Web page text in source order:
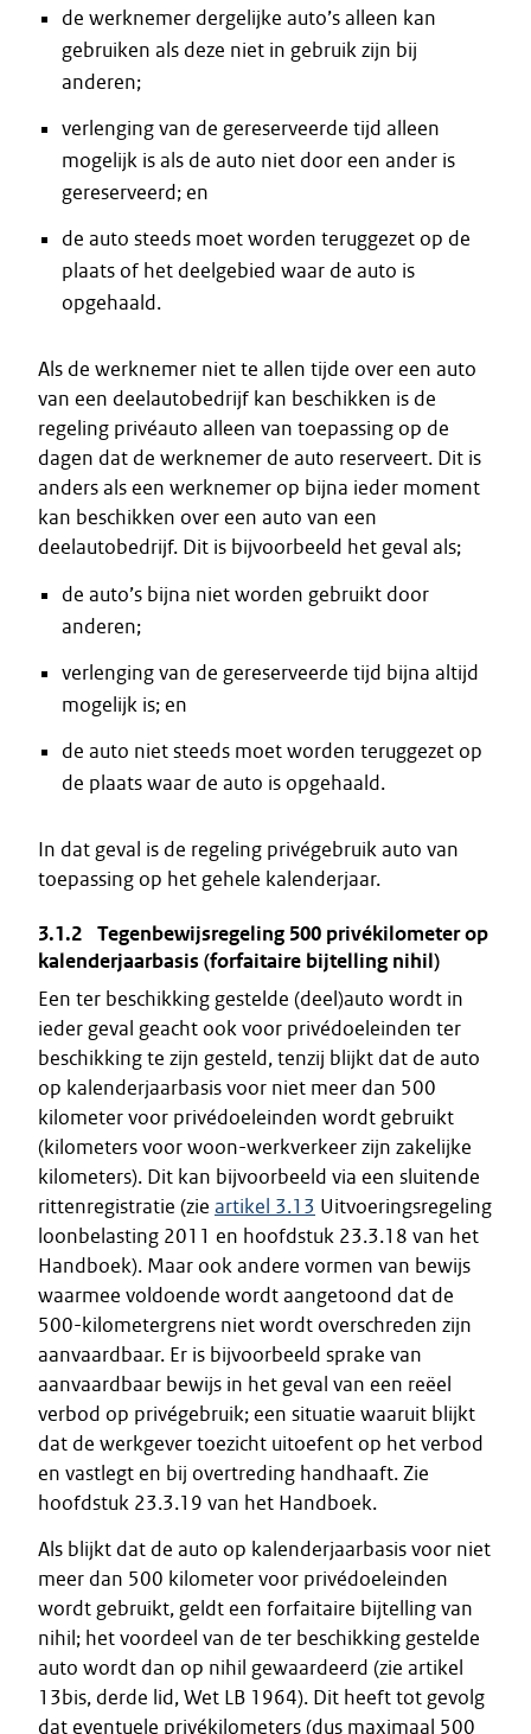
de werknemer dergelijke auto’s alleen kan
gebruiken als deze niet in gebruik zijn bij
anderen;
verlenging van de gereserveerde tijd alleen
mogelijk is als de auto niet door een ander is
gereserveerd; en
de auto steeds moet worden teruggezet op de
plaats of het deelgebied waar de auto is
opgehaald.
Als de werknemer niet te allen tijde over een auto
van een deelautobedrijf kan beschikken is de
regeling privéauto alleen van toepassing op de
dagen dat de werknemer de auto reserveert. Dit is
anders als een werknemer op bijna ieder moment
kan beschikken over een auto van een
deelautobedrijf. Dit is bijvoorbeeld het geval als;
de auto’s bijna niet worden gebruikt door
anderen;
verlenging van de gereserveerde tijd bijna altijd
mogelijk is; en
de auto niet steeds moet worden teruggezet op
de plaats waar de auto is opgehaald.
In dat geval is de regeling privégebruik auto van
toepassing op het gehele kalenderjaar.
3.1.2 Tegenbewijsregeling 500 privékilometer op
kalenderjaarbasis (forfaitaire bijtelling nihil)
Een ter beschikking gestelde (deel)auto wordt in
ieder geval geacht ook voor privédoeleinden ter
beschikking te zijn gesteld, tenzij blijkt dat de auto
op kalenderjaarbasis voor niet meer dan 500
kilometer voor privédoeleinden wordt gebruikt
(kilometers voor woon-werkverkeer zijn zakelijke
kilometers). Dit kan bijvoorbeeld via een sluitende
rittenregistratie (zie artikel 3.13 Uitvoeringsregeling
loonbelasting 2011 en hoofdstuk 23.3.18 van het
Handboek). Maar ook andere vormen van bewijs
waarmee voldoende wordt aangetoond dat de
500-kilometergrens niet wordt overschreden zijn
aanvaardbaar. Er is bijvoorbeeld sprake van
aanvaardbaar bewijs in het geval van een reëel
verbod op privégebruik; een situatie waaruit blijkt
dat de werkgever toezicht uitoefent op het verbod
en vastlegt en bij overtreding handhaaft. Zie
hoofdstuk 23.3.19 van het Handboek.
Als blijkt dat de auto op kalenderjaarbasis voor niet
meer dan 500 kilometer voor privédoeleinden
wordt gebruikt, geldt een forfaitaire bijtelling van
nihil; het voordeel van de ter beschikking gestelde
auto wordt dan op nihil gewaardeerd (zie artikel
13bis, derde lid, Wet LB 1964). Dit heeft tot gevolg
dat eventuele privékilometers (dus maximaal 500